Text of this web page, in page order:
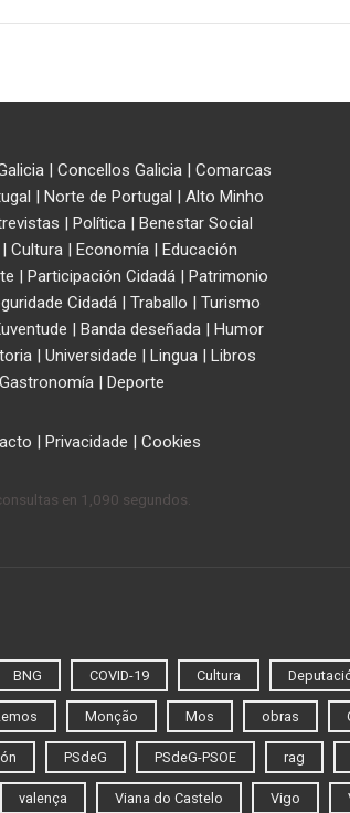
| Concellos Galicia| Comarcas
| Norte de Portugal | Alto Minho
| Política| Benestar Social
| Cultura | Economía | Educación
| Participación Cidadá| Patrimonio
Cidadá | Traballo | Turismo
| Banda deseñada | Humor
| Universidade | Lingua| Libros
Gastronomía | Deporte
| Privacidade | Cookies
en 1,090 segundos.
BNG COVID-19 Cultura
Monção Mos obras
PSdeG PSdeG-PSOE rag
valença Viana do Castelo Vigo